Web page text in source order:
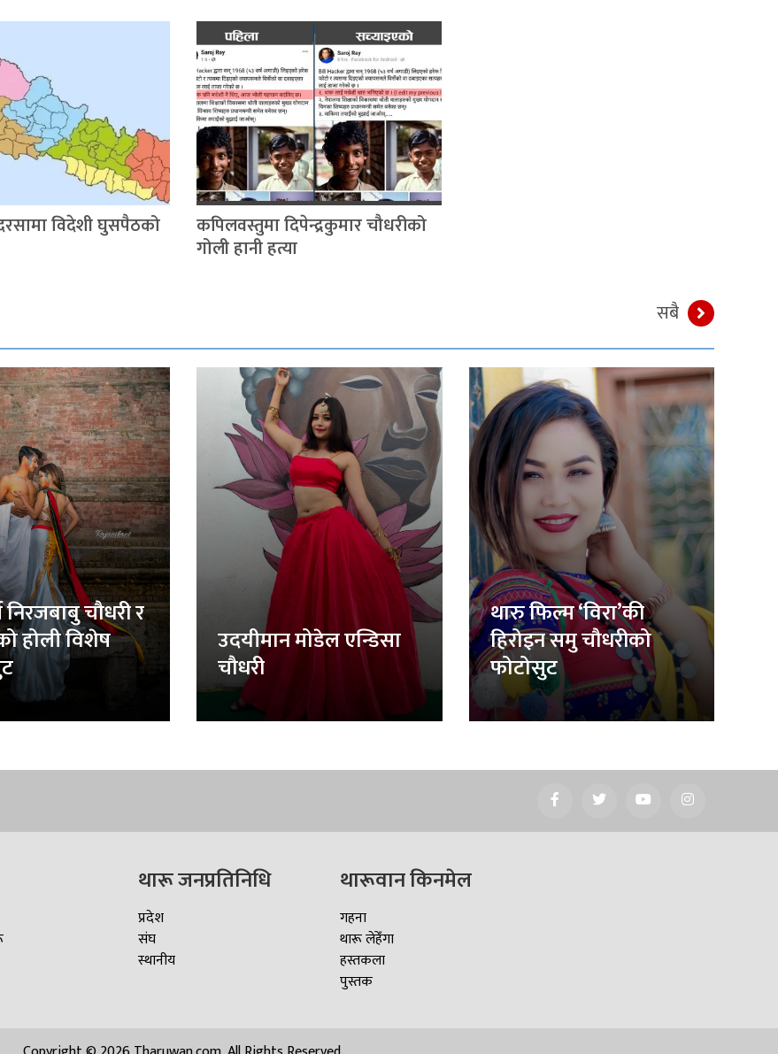
विदेशी घुसपैठको कपिलवस्तुमा दिपेन्द्रकुमार चौधरीको
गोली हानी हत्या
सबै
निरजबाबु चौधरी र
होली विशेष उदयीमान मोडेल एन्डिसा
चौधरी
थारु फिल्म ‘विरा’की
हिरोइन समु चौधरीको
फोटोसुट
थारू जनप्रतिनिधि
प्रदेश
संघ
स्थानीय
थारूवान किनमेल
गहना
थारू लेहेँगा
हस्तकला
पुस्तक